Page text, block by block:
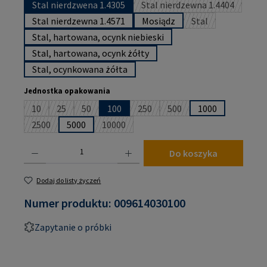
Stal nierdzwena 1.4305 Stal nierdzewna 1.4404
(Ta opcja jest
Stal nierdzewna 1.4571 Mosiądz Stal(Ta opcja jest
Stal, hartowana, ocynk niebieski
Stal, hartowana, ocynk żółty
Stal, ocynkowana żółta
Wybierz
Jednostka opakowania
10(Ta opcja jest obecnie niedostępna.)
25(Ta opcja jest obecnie niedostępna.)
50(Ta opcja jest obecnie niedostępna.)
100 250(Ta opcja jest obecnie
500(Ta opcja jest obecnie
1000
2500(Ta opcja jest obecnie niedostępna.)
5000 10000(Ta opcja jest obecnie niedostępna.)
Do koszyka
Dodaj do listy życzeń
Numer produktu: 009614030100
Zapytanie o próbki